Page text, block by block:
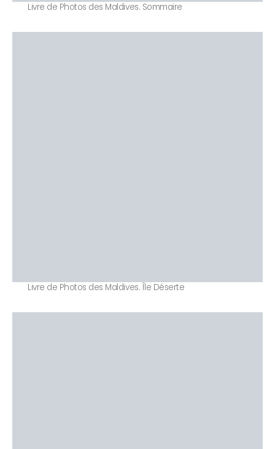
Livre de Photos des Maldives. Sommaire
Livre de Photos des Maldives. Île Déserte